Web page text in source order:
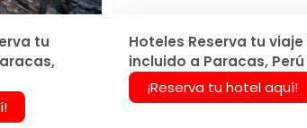
tu
Hoteles Reserva tu
incluido a Paracas, Perú
¡Reserva tu hotel aquí!